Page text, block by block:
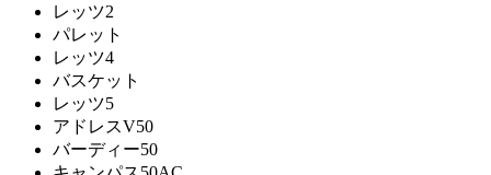
レッツ2
パレット
レッツ4
バスケット
レッツ5
アドレスV50
バーディー50